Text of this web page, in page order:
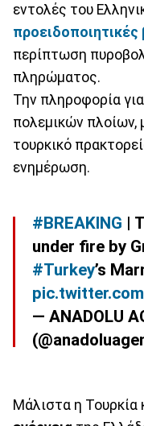
εντολές του
προειδοποιητικές
περίπτωση
πληρώματος.
Την πληροφορία
πολεμικών πλοίων,
τουρκικό
ενημέρωση.
#BREAKING |
under fire by
#Turkey’s
— ANADOLU
Μάλιστα η Τουρκία